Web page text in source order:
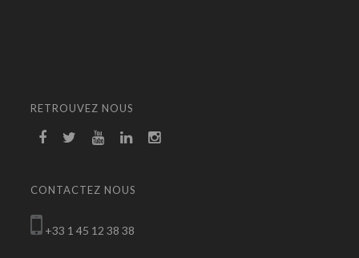
RETROUVEZ NOUS
CONTACTEZ NOUS
+33 1 45 12 38 38